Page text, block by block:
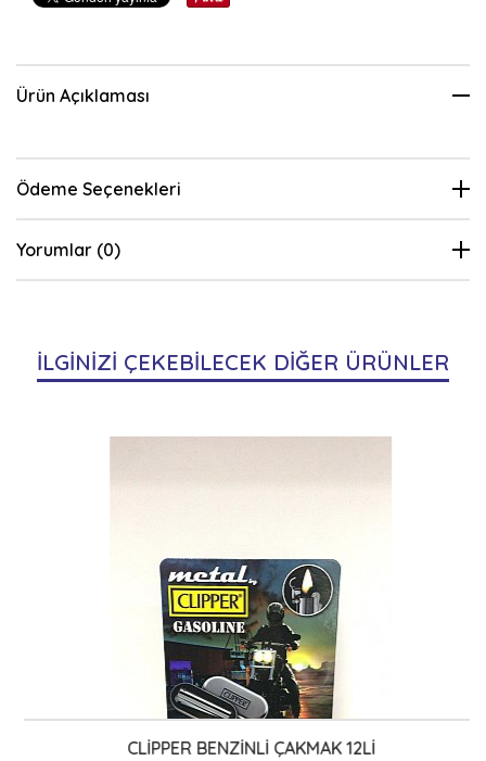
Ürün Açıklaması
Ödeme Seçenekleri
Yorumlar (0)
İLGİNİZİ ÇEKEBİLECEK DİĞER ÜRÜNLER
CLİPPER BENZİNLİ ÇAKMAK 12Lİ